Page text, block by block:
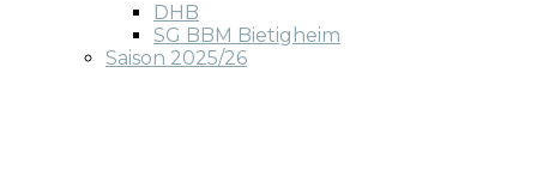
DHB
SG BBM Bietigheim
Saison 2025/26